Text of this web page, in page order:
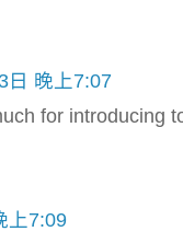
日 晚上7:07
for introducing
上7:09